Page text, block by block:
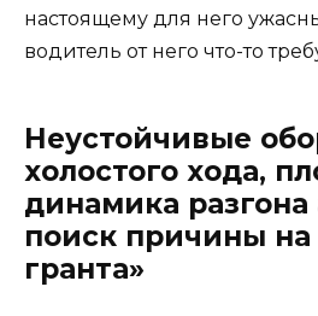
настоящему для него
водитель от него что-то
Неустойчивые
холостого хода,
динамика разгона
поиск причины на
гранта»